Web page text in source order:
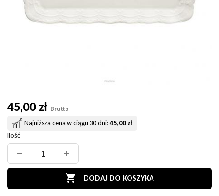
45,00 zł Brutto
Najniższa cena w ciągu 30 dni: 45,00 zł
Ilość
− +
 DODAJ DO KOSZYKA